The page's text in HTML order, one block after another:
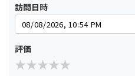
訪問日時
評価